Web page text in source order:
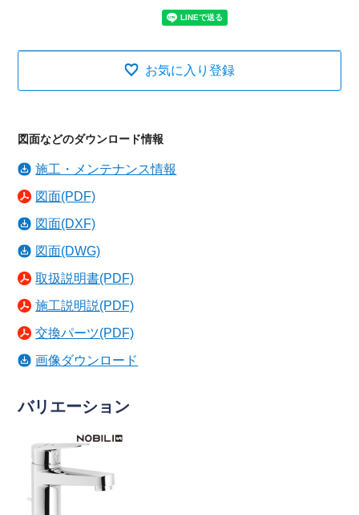
お気に入り登録
図面などのダウンロード情報
施工・メンテナンス情報
図面(PDF)
図面(DXF)
図面(DWG)
取扱説明書(PDF)
施工説明説(PDF)
交換パーツ(PDF)
画像ダウンロード
バリエーション